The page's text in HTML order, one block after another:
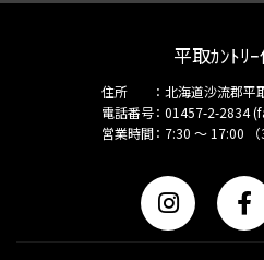
平取ｶﾝﾄﾘ
住所
北海道沙流郡平
電話番号
01457-2-2834
営業時間
7:30 ～ 17:00 （